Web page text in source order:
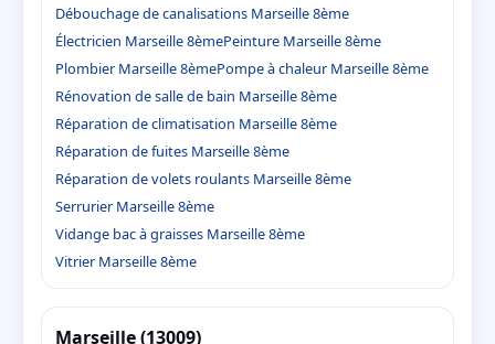
Débouchage de canalisations Marseille 8ème
Électricien Marseille 8èmePeinture Marseille 8ème
Plombier Marseille 8èmePompe à chaleur Marseille 8ème
Rénovation de salle de bain Marseille 8ème
Réparation de climatisation Marseille 8ème
Réparation de fuites Marseille 8ème
Réparation de volets roulants Marseille 8ème
Serrurier Marseille 8ème
Vidange bac à graisses Marseille 8ème
Vitrier Marseille 8ème
Marseille (13009)